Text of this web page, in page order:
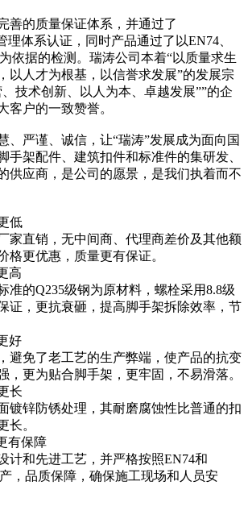
善的质量保证体系，并通过了
理体系认证，同时产品通过了以EN74、
依据的检测。瑞涛公司本着“以质量求生
以人才为根基，以信誉求发展”的发展宗
技术创新、以人为本、卓越发展””的企
客户的一致赞誉。
、严谨、诚信，让“瑞涛”发展成为面向国
手架配件、建筑扣件和标准件的集研发、
供应商，是公司的愿景，是我们执着而不
低
家直销，无中间商、代理商差价及其他额
格更优惠，质量更有保证。
高
准的Q235级钢为原材料，螺栓采用8.8级
证，更抗衰砸，提高脚手架拆除效率，节
好
避免了老工艺的生产弊端，使产品的抗变
，更为贴合脚手架，更牢固，不易滑落。
长
镀锌防锈处理，其耐磨腐蚀性比普通的扣
长。
有保障
计和先进工艺，并严格按照EN74和
，品质保障，确保施工现场和人员安